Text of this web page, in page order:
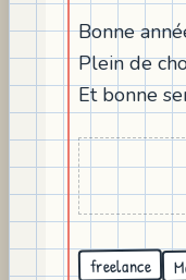
Bonne
Plein de
Et bonne
freelance